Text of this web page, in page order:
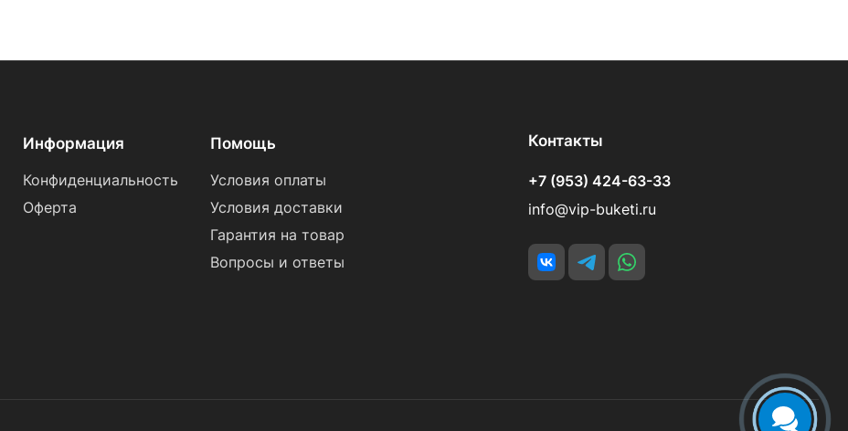
Информация
Конфиденциальность
Оферта
Помощь
Условия оплаты
Условия доставки
Гарантия на товар
Вопросы и ответы
Контакты
+7 (953) 424-63-33
info@vip-buketi.ru